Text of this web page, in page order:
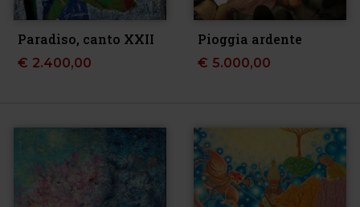
Paradiso, canto XXII
€ 2.400,00
Pioggia ardente
€ 5.000,00